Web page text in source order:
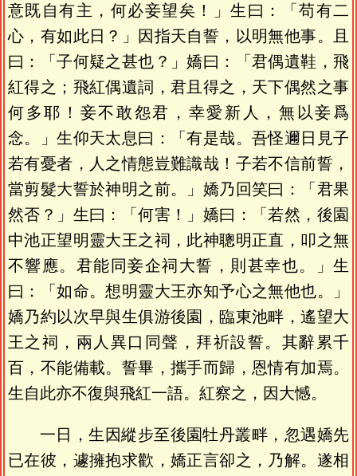
意既自有主，何必妾望矣！」生曰：「苟有二
心，有如此日？」因指天自誓，以明無他事。且
曰：「子何疑之甚也？」嬌曰：「君偶遺鞋，飛
紅得之；飛紅偶遺詞，君且得之，天下偶然之事
何多耶！妾不敢怨君，幸愛新人，無以妾爲
念。」生仰天太息曰：「有是哉。吾怪邇日見子
若有憂者，人之情態豈難識哉！子若不信前誓，
當剪髮大誓於神明之前。」嬌乃回笑曰：「君果
然否？」生曰：「何害！」嬌曰：「若然，後園
中池正望明靈大王之祠，此神聰明正直，叩之無
不響應。君能同妾企祠大誓，則甚幸也。」生
曰：「如命。想明靈大王亦知予心之無他也。」
嬌乃約以次早與生俱游後園，臨東池畔，遙望大
王之祠，兩人異口同聲，拜祈設誓。其辭累千
百，不能備載。誓畢，攜手而歸，恩情有加焉。
生自此亦不復與飛紅一語。紅察之，因大憾。
一日，生因縱步至後園牡丹叢畔，忽遇嬌先
已在彼，遽擁抱求歡，嬌正言卻之，乃解。遂相